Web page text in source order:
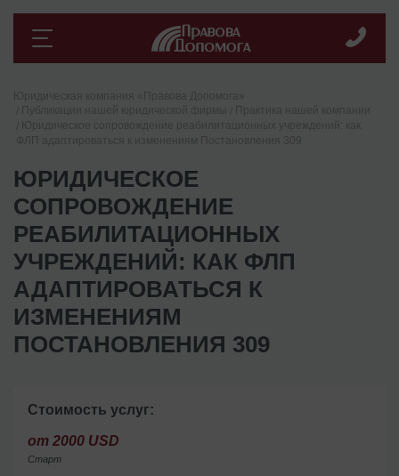
ЮРИДИЧЕСКОЕ
СОПРОВОЖДЕНИЕ
РЕАБИЛИТАЦИОННЫХ
УЧРЕЖДЕНИЙ: КАК ФЛП
АДАПТИРОВАТЬСЯ К
ИЗМЕНЕНИЯМ
ПОСТАНОВЛЕНИЯ 309
Стоимость услуг:
от 2000 USD
Старт